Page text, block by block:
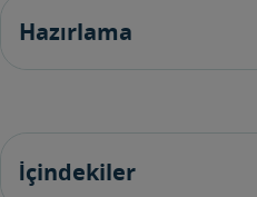
Hazırlama
İçindekiler